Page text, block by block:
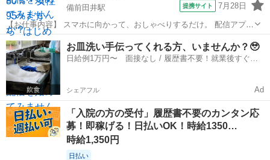
備前田井駅
提携サイト 7月28日
【お仕事内容】 スマホに向かって、おしゃべりするだけ。 配信アプリ
（17LIVE／Pococha／IRIAM など）でライブ配信するお仕事です。
——————————— 配信内容はぜんぶ自由
——————————— ・今日...
岡山 玉野市 備前田井駅 イベントスタッフ
お皿洗い手伝ってくれる方、いませんか？🥹
日給例1万円〜 面接なし / 履歴書不要！就業後すぐに
シェアフル Ad
「入院の方の受付」履歴書不要のカンタン応
募！即稼げる！日払いOK！時給1350…
時給1,350円
日払い